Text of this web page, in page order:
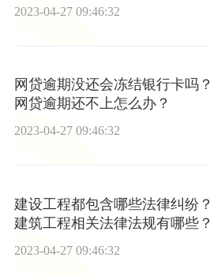
2023-04-27 09:46:32
网贷逾期没还会冻结银行卡吗？
网贷逾期还不上怎么办？
2023-04-27 09:46:32
建设工程都包含哪些法律纠纷？
建筑工程相关法律法规有哪些？
2023-04-27 09:46:32